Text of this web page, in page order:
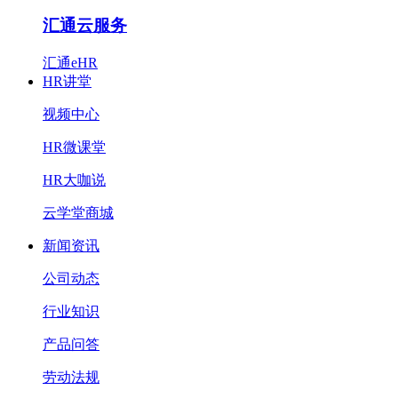
汇通云服务
汇通eHR
HR讲堂
视频中心
HR微课堂
HR大咖说
云学堂商城
新闻资讯
公司动态
行业知识
产品问答
劳动法规